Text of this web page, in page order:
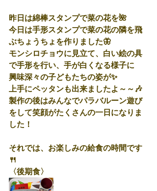
昨日は綿棒スタンプで菜の花を🌺
今日は手形スタンプで菜の花の隣を飛
ぶちょうちょを作りました🦋
モンシロチョウに見立て、白い絵の具
で手形を行い、手が白くなる様子に
興味深々の子どもたちの姿が✨
上手にペッタンも出来ましたよ～～🎶
製作の後はみんなでパラバルーン遊び
をして笑顔がたくさんの一日になりま
した！
それでは、お楽しみの給食の時間です
🍴
〈後期食〉